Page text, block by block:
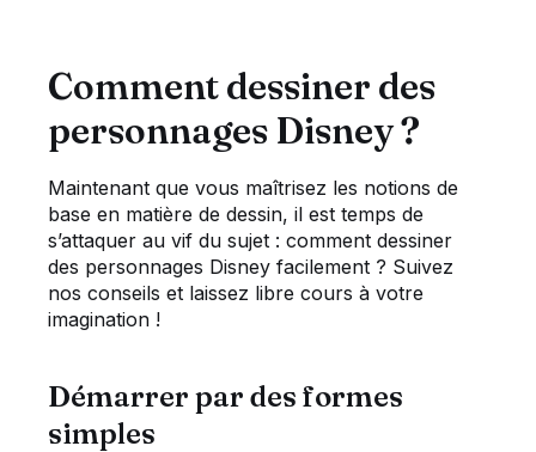
Comment dessiner des
personnages Disney ?
Maintenant que vous maîtrisez les notions de
base en matière de dessin, il est temps de
s’attaquer au vif du sujet : comment dessiner
des personnages Disney facilement ? Suivez
nos conseils et laissez libre cours à votre
imagination !
Démarrer par des formes
simples